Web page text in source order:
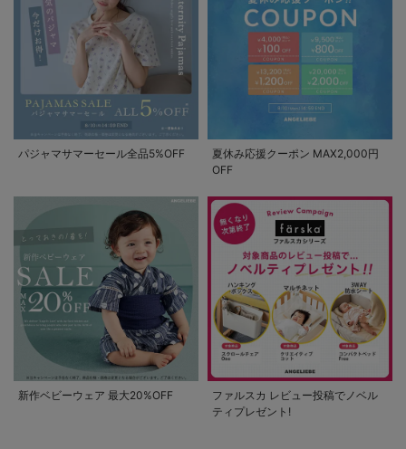
パジャマサマーセール全品5%OFF
夏休み応援クーポン MAX2,000円
OFF
新作ベビーウェア 最大20%OFF
ファルスカ レビュー投稿でノベル
ティプレゼント!